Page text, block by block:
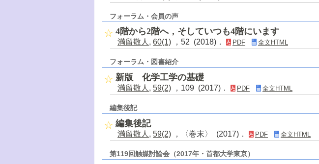
フォーラム・会員の声
4階から2階へ，そしていつも4階にいます
満留敬人, 60(1) ，52 (2018)． PDF 全文HTML
フォーラム・図書紹介
新版 化学工学の基礎
満留敬人 , 59(2) ，109 (2017)． PDF 全文HTML
編集後記
編集後記
満留敬人 , 59(2) ，〈巻末〉 (2017)． PDF 全文HTML
第119回触媒討論会（2017年・首都大学東京）